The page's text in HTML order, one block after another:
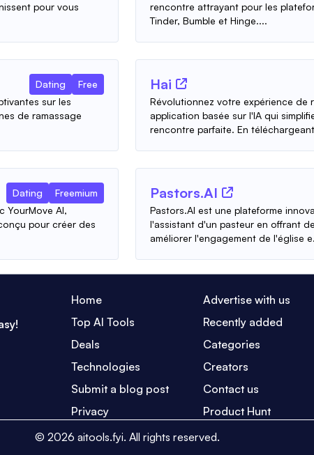
pour vous
rencontre attrayant pour les
Tinder, Bumble et Hinge....
Dating
Free
sur les
de ramassage
Hai
Révolutionnez votre expérience de
application basée sur l'IA qui
rencontre parfaite. En
Dating
Freemium
YourMove AI,
pour créer des
Pastors.AI
Pastors.AI est une plateforme
l'assistant d'un pasteur en offrant
améliorer l'engagement de l'église
Home Advertise with us
Top AI Tools
Recently added
Deals
Categories
Technologies
Creators
Submit a blog post
Contact us
Privacy
Product Hunt
© 2026 aitools.fyi. All rights reserved.